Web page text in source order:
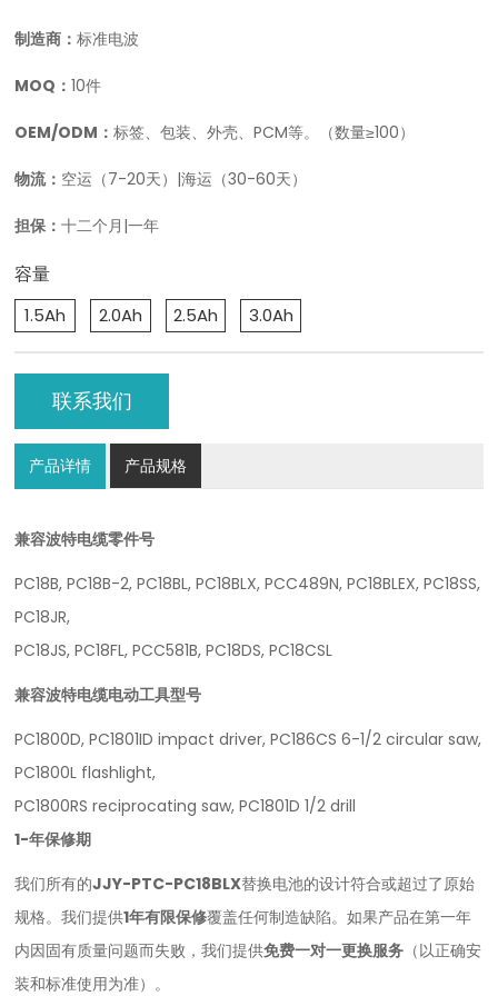
制造商：标准电波
MOQ：10件
OEM/ODM：标签、包装、外壳、PCM等。（数量≥100）
物流： 空运（7-20天）|海运（30-60天）
担保：十二个月|一年
容量
1.5Ah 2.0Ah 2.5Ah 3.0Ah
联系我们
产品详情 产品规格
兼容波特电缆零件号
PC18B, PC18B-2, PC18BL, PC18BLX, PCC489N, PC18BLEX, PC18SS,
PC18JR,
PC18JS, PC18FL, PCC581B, PC18DS, PC18CSL
兼容波特电缆电动工具型号
PC1800D, PC1801ID impact driver, PC186CS 6-1/2 circular saw,
PC1800L flashlight,
PC1800RS reciprocating saw, PC1801D 1/2 drill
1-年保修期
我们所有的JJY-PTC-PC18BLX替换电池的设计符合或超过了原始
规格。我们提供1年有限保修覆盖任何制造缺陷。如果产品在第一年
内因固有质量问题而失败，我们提供免费一对一更换服务 （以正确安
装和标准使用为准）。